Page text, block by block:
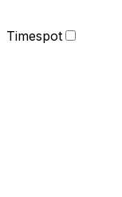
Timespot